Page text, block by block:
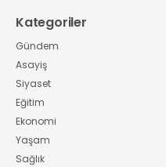
Kategoriler
Gündem
Asayiş
Siyaset
Eğitim
Ekonomi
Yaşam
Sağlık